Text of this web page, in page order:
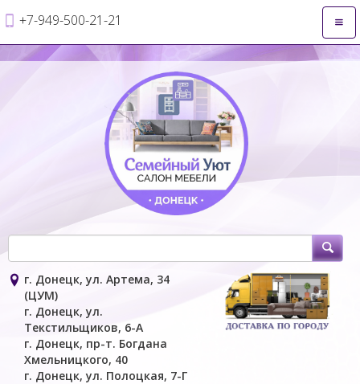
+7-949-500-21-21
г. Донецк, ул. Артема, 34
(ЦУМ)
г. Донецк, ул.
Текстильщиков, 6-А
г. Донецк, пр-т. Богдана
Хмельницкого, 40
г. Донецк, ул. Полоцкая, 7-Г